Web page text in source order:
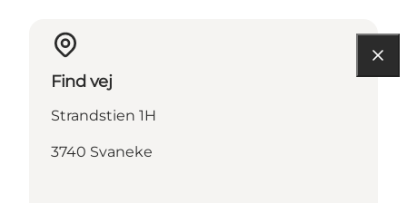
Find vej
Strandstien 1H
3740 Svaneke